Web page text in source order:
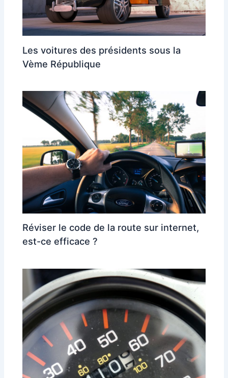
Les voitures des présidents sous la
Vème République
Réviser le code de la route sur internet,
est-ce efficace ?